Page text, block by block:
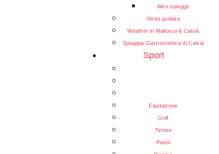
Altre spiagge
Visita guidata
Weather in Mallorca & Calvià
Spiaggia Gastronomica di Calvià
Sport
Equitazione
Golf
Tennis
Padel